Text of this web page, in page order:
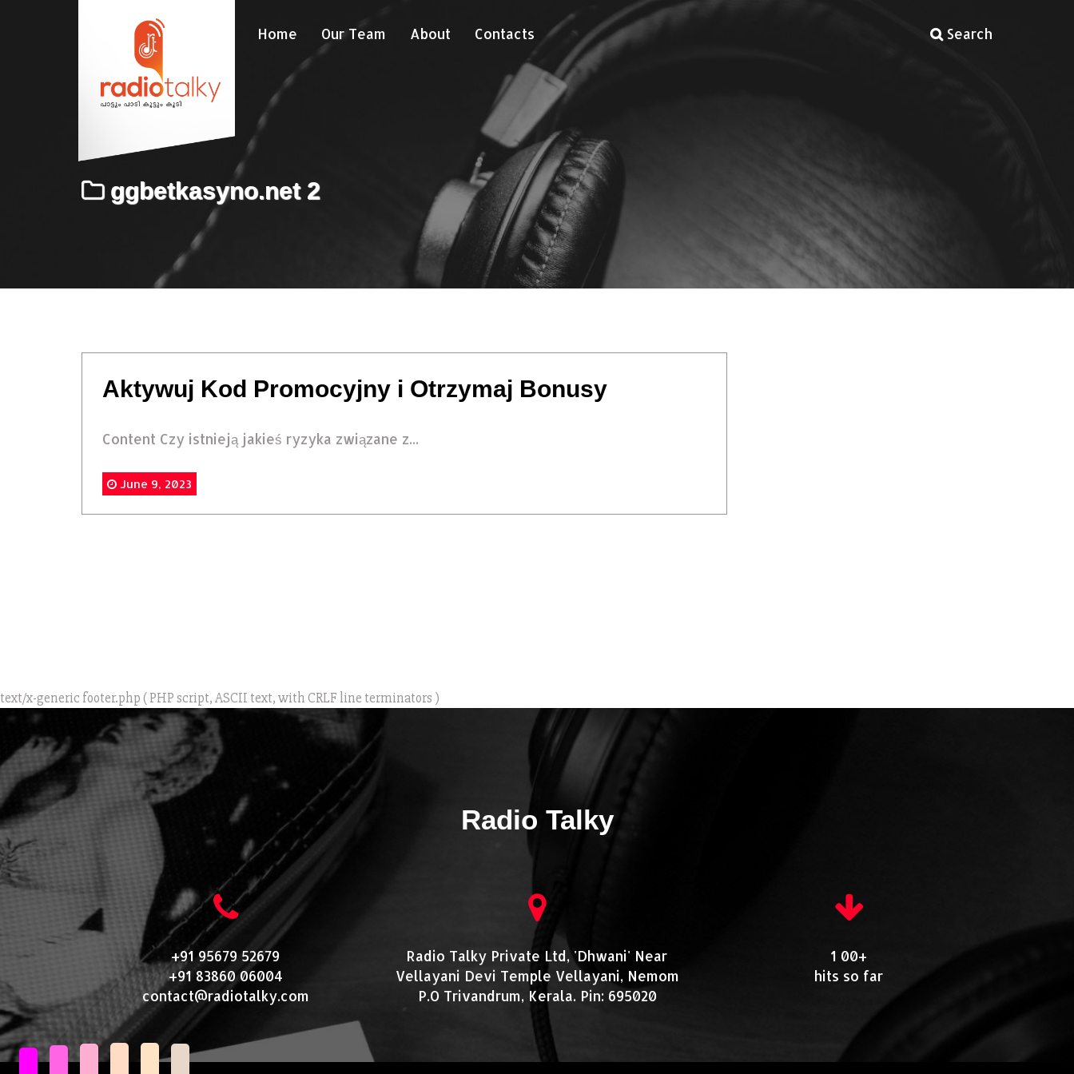
Home Our Team About Contacts Search
ggbetkasyno.net 2
Aktywuj Kod Promocyjny i Otrzymaj Bonusy
Content Czy istnieją jakieś ryzyka związane z...
June 9, 2023
text/x-generic footer.php ( PHP script, ASCII text, with CRLF line terminators )
Radio Talky
+91 95679 52679
+91 83860 06004
contact@radiotalky.com
Radio Talky Private Ltd, 'Dhwani' Near
Vellayani Devi Temple Vellayani, Nemom
P.O Trivandrum, Kerala. Pin: 695020
1 00+
hits so far